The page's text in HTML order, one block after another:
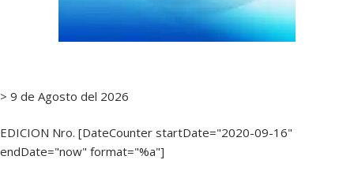
> 9 de Agosto del 2026
EDICION Nro. [DateCounter startDate="2020-09-16"
endDate="now" format="%a"]